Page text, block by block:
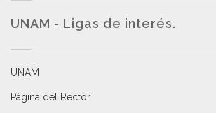
UNAM - Ligas de interés.
UNAM
Página del Rector